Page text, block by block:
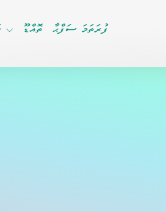
ފުރަތަމަ ސަފްޙާ ތޮއްޑޫ